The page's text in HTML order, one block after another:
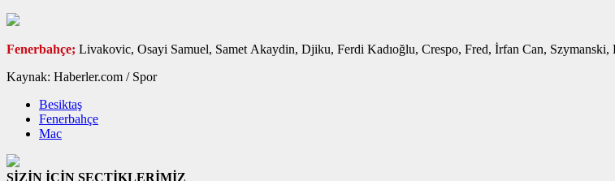
Fenerbahçe; Livakovic, Osayi Samuel, Samet Akaydin, Djiku, Ferdi Kadıoğlu, Crespo, Fred, İrfan Can, Szymanski,
Kaynak: Haberler.com / Spor
Besiktaş
Fenerbahçe
Mac
SİZİN İÇİN SEÇTİKLERİMİZ